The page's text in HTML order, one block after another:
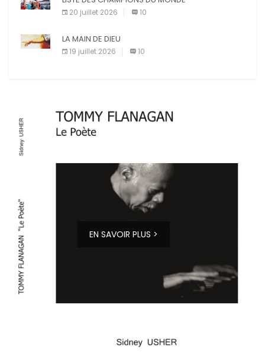
20 juillet 2026 10
LA MAIN DE DIEU
19 juillet 2026 10
EN SAVOIR PLUS >